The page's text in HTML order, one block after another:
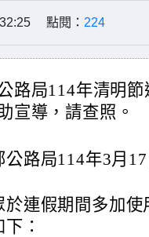
點閱： 224
路局114年清明
宣導，請查照。
公路局114年3月
於連假期間多加
：